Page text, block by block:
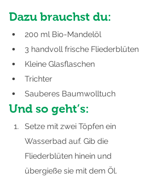
Dazu brauchst du:
200 ml Bio-Mandelöl
3 handvoll frische Fliederblüten
Kleine Glasflaschen
Trichter
Sauberes Baumwolltuch
Und so geht’s:
Setze mit zwei Töpfen ein
Wasserbad auf. Gib die
Fliederblüten hinein und
übergieße sie mit dem Öl.